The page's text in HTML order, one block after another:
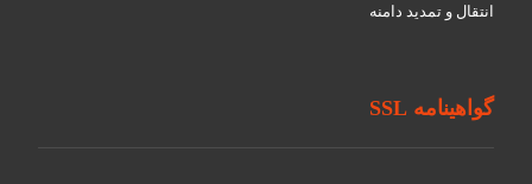
انتقال و تمدید دامنه
گواهینامه SSL